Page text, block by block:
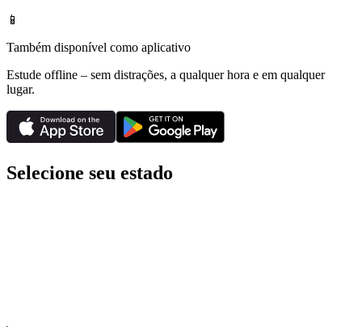
📱
Também disponível como aplicativo
Estude offline – sem distrações, a qualquer hora e em qualquer
lugar.
Selecione seu estado